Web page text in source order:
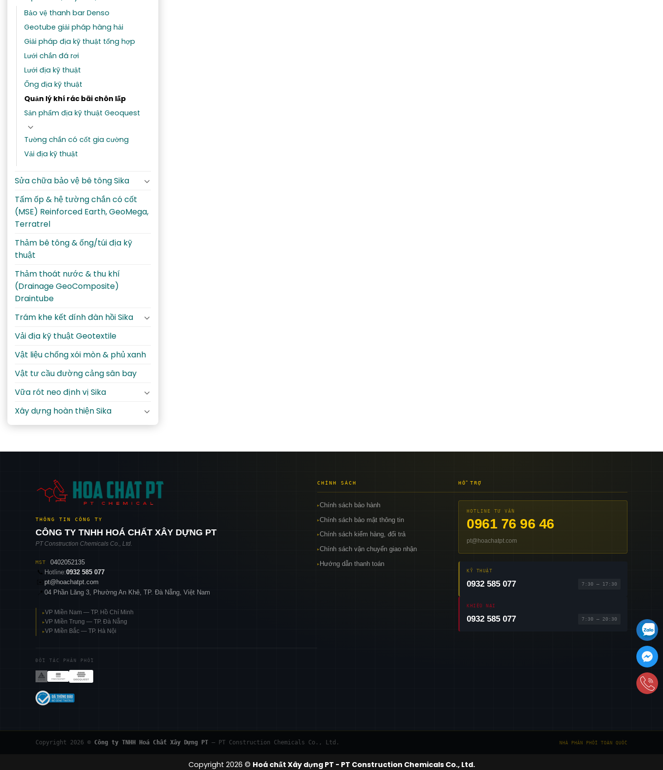
Bảo vệ thanh bar Denso
Geotube giải pháp hàng hải
Giải pháp địa kỹ thuật tổng hợp
Lưới chắn đá rơi
Lưới địa kỹ thuật
Ống địa kỹ thuật
Quản lý khí rác bãi chôn lấp
Sản phẩm địa kỹ thuật Geoquest
Tường chắn có cốt gia cường
Vải địa kỹ thuật
Sửa chữa bảo vệ bê tông Sika
Tấm ốp & hệ tường chắn có cốt
(MSE) Reinforced Earth, GeoMega,
Terratrel
Thảm bê tông & ống/túi địa kỹ
thuật
Thảm thoát nước & thu khí
(Drainage GeoComposite)
Draintube
Trám khe kết dính đàn hồi Sika
Vải địa kỹ thuật Geotextile
Vật liệu chống xói mòn & phủ xanh
Vật tư cầu đường cảng sân bay
Vữa rót neo định vị Sika
Xây dựng hoàn thiện Sika
THÔNG TIN CÔNG TY
CÔNG TY TNHH HOÁ CHẤT XÂY DỰNG PT
PT Construction Chemicals Co., Ltd.
MST
0402052135
📞 Hotline:0932 585 077
✉️
pt@hoachatpt.com
04 Phần Lăng 3, Phường An Khê, TP. Đà Nẵng, Việt Nam
▸VP Miền Nam — TP. Hồ Chí Minh
▸VP Miền Trung — TP. Đà Nẵng
▸VP Miền Bắc — TP. Hà Nội
ĐỐI TÁC PHÂN PHỐI
CHÍNH SÁCH
▸Chính sách bảo hành
▸Chính sách bảo mật thông tin
▸Chính sách kiểm hàng, đổi trả
▸Chính sách vận chuyển giao nhận
▸ Hướng dẫn thanh toán
HỖ TRỢ
HOTLINE TƯ VẤN
0961 76 96 46
pt@hoachatpt.com
KỸ THUẬT
0932 585 077 7:30 – 17:30
KHIẾU NẠI
0932 585 077 7:30 – 20:30
Copyright 2026 © Công ty TNHH Hoá Chất Xây Dựng PT — PT Construction Chemicals Co., Ltd. NHÀ PHÂN PHỐI TOÀN QUỐC
Copyright 2026 © Hoá chất Xây dựng PT - PT Construction Chemicals Co., Ltd.